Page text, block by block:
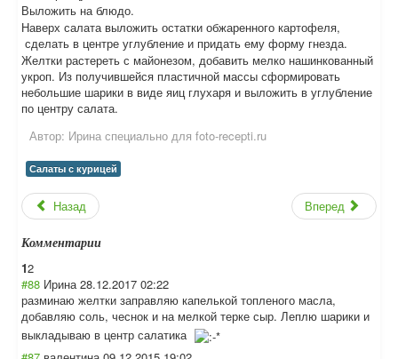
Выложить на блюдо.
Наверх салата выложить остатки обжаренного картофеля,
сделать в центре углубление и придать ему форму гнезда.
Желтки растереть с майонезом, добавить мелко нашинкованный
укроп. Из получившейся пластичной массы сформировать
небольшие шарики в виде яиц глухаря и выложить в углубление
по центру салата.
Автор: Ирина специально для foto-recepti.ru
Салаты с курицей
Назад Вперед
Комментарии
12
#88 Ирина 28.12.2017 02:22
разминаю желтки заправляю капелькой топленого масла,
добавляю соль, чеснок и на мелкой терке сыр. Леплю шарики и
выкладываю в центр салатика